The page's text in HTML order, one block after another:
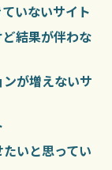
いないサイト
結果が伴わな
が増えないサ
いと思ってい